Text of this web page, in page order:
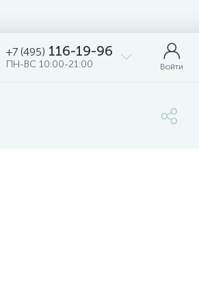
+7 (495) 116-19-96
ПН-ВС 10:00-21:00 Войти